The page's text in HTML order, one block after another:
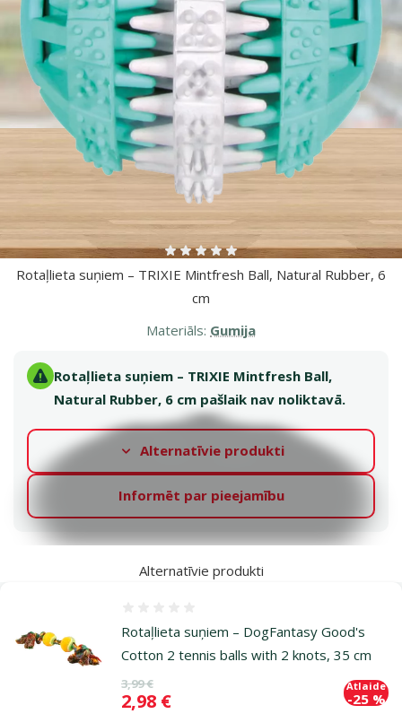
Rotaļlieta suņiem – TRIXIE Mintfresh Ball, Natural Rubber, 6
cm
Atsauksmes 0%
Materiāls: Gumija
Rotaļlieta suņiem – TRIXIE Mintfresh Ball,
Natural Rubber, 6 cm pašlaik nav noliktavā.
Alternatīvie produkti
Informēt par pieejamību
Alternatīvie produkti
Rotaļlieta suņiem – DogFantasy Good's
Cotton 2 tennis balls with 2 knots, 35 cm
Oriģinālā cena
3,99 €
Cena
2,98 €
Atlaide
-25 %